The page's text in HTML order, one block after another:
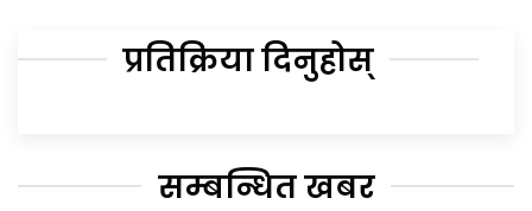
प्रतिक्रिया दिनुहोस्
सम्बन्धित खबर